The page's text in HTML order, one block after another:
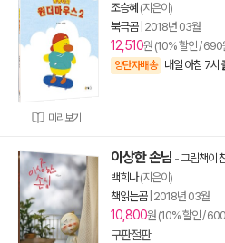
미리보기
조승혜 (지은이)
북극곰| 2018년 03월
12,510원 (10% 할인 / 690
양탄자배송 내일 아침 7시
이상한 손님 -그림책이
백희나(지은이)
책읽는곰| 2018년 03월
10,800원 (10% 할인 /
구판절판